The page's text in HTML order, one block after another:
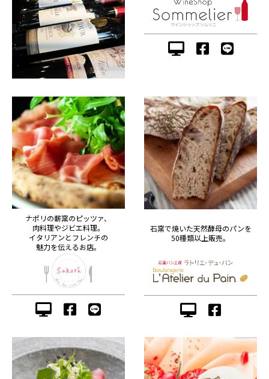
ナポリの薪窯のピッツァ、
肉料理やジビエ料理。
イタリアンとフレンチの
魅力を伝えるお店。
石窯で焼いた天然酵母のパンを
50種類以上販売。